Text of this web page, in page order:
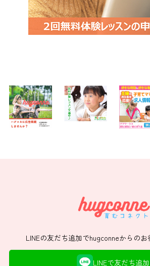
LINEの友だち追加でhugconneからの
LINEで友だち追加